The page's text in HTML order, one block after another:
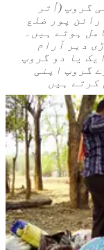
گروپ (اُتر
پور ضلع
ہوتے ہیں۔
دیر آرام
یا دو گروپ
گروپ اپنی
کرتے ہیں